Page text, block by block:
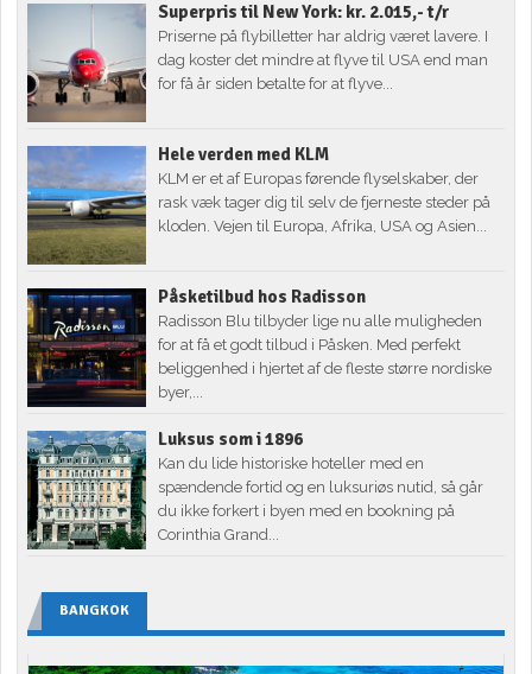
Superpris til New York: kr. 2.015,- t/r
Priserne på flybilletter har aldrig været lavere. I
dag koster det mindre at flyve til USA end man
for få år siden betalte for at flyve...
Hele verden med KLM
KLM er et af Europas førende flyselskaber, der
rask væk tager dig til selv de fjerneste steder på
kloden. Vejen til Europa, Afrika, USA og Asien...
Påsketilbud hos Radisson
Radisson Blu tilbyder lige nu alle muligheden
for at få et godt tilbud i Påsken. Med perfekt
beliggenhed i hjertet af de fleste større nordiske
byer,...
Luksus som i 1896
Kan du lide historiske hoteller med en
spændende fortid og en luksuriøs nutid, så går
du ikke forkert i byen med en bookning på
Corinthia Grand...
BANGKOK